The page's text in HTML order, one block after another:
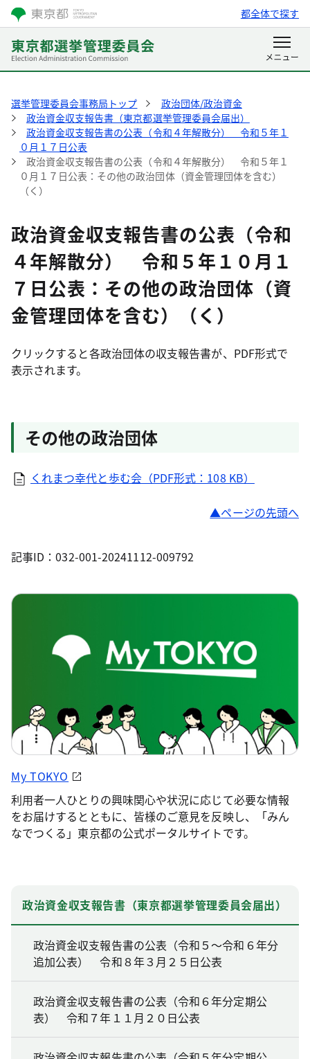
都全体で探す
選挙管理委員会事務局トップ
政治団体/政治資金
政治資金収支報告書（東京都選挙管理委員会届出）
政治資金収支報告書の公表（令和４年解散分） 令和５年１
０月１７日公表
政治資金収支報告書の公表（令和４年解散分） 令和５年１
０月１７日公表：その他の政治団体（資金管理団体を含む）
（く）
政治資金収支報告書の公表（令和
４年解散分） 令和５年１０月１
７日公表：その他の政治団体（資
金管理団体を含む）（く）
クリックすると各政治団体の収支報告書が、PDF形式で
表示されます。
その他の政治団体
くれまつ幸代と歩む会（PDF形式：108 KB）
ページの先頭へ
記事ID：032-001-20241112-009792
My TOKYO
利用者一人ひとりの興味関心や状況に応じて必要な情報
をお届けするとともに、皆様のご意見を反映し、「みん
なでつくる」東京都の公式ポータルサイトです。
政治資金収支報告書（東京都選挙管理委員会届出）
政治資金収支報告書の公表（令和５～令和６年分
追加公表） 令和８年３月２５日公表
政治資金収支報告書の公表（令和６年分定期公
表） 令和７年１１月２０日公表